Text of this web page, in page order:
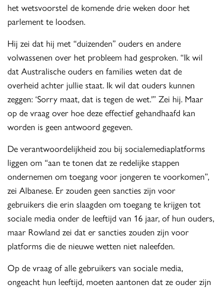
het wetsvoorstel de komende drie weken door het
parlement te loodsen.
Hij zei dat hij met “duizenden” ouders en andere
volwassenen over het probleem had gesproken. “Ik wil
dat Australische ouders en families weten dat de
overheid achter jullie staat. Ik wil dat ouders kunnen
zeggen: ‘Sorry maat, dat is tegen de wet.'” Zei hij. Maar
op de vraag over hoe deze effectief gehandhaafd kan
worden is geen antwoord gegeven.
De verantwoordelijkheid zou bij socialemediaplatforms
liggen om “aan te tonen dat ze redelijke stappen
ondernemen om toegang voor jongeren te voorkomen”,
zei Albanese. Er zouden geen sancties zijn voor
gebruikers die erin slaagden om toegang te krijgen tot
sociale media onder de leeftijd van 16 jaar, of hun ouders,
maar Rowland zei dat er sancties zouden zijn voor
platforms die de nieuwe wetten niet naleefden.
Op de vraag of alle gebruikers van sociale media,
ongeacht hun leeftijd, moeten aantonen dat ze ouder zijn